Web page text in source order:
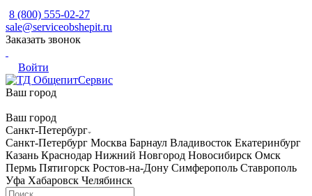
8 (800) 555-02-27
sale@serviceobshepit.ru
Заказать звонок
Войти
Ваш город
Ваш город
Санкт-Петербург
Санкт-Петербург Москва Барнаул Владивосток Екатеринбург
Казань Краснодар Нижний Новгород Новосибирск Омск
Пермь Пятигорск Ростов-на-Дону Симферополь Ставрополь
Уфа Хабаровск Челябинск